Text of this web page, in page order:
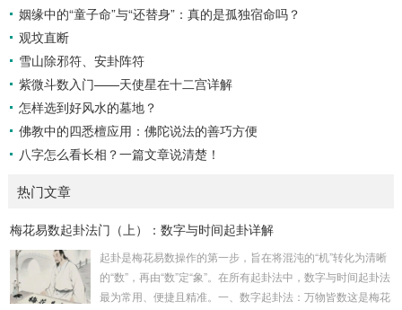
姻缘中的“童子命”与“还替身”：真的是孤独宿命吗？
观坟直断
雪山除邪符、安卦阵符
紫微斗数入门——天使星在十二宫详解
怎样选到好风水的墓地？
佛教中的四悉檀应用：佛陀说法的善巧方便
八字怎么看长相？一篇文章说清楚！
热门文章
梅花易数起卦法门（上）：数字与时间起卦详解
起卦是梅花易数操作的第一步，旨在将混沌的“机”转化为清晰
的“数”，再由“数”定“象”。在所有起卦法中，数字与时间起卦法
最为常用、便捷且精准。一、数字起卦法：万物皆数这是梅花